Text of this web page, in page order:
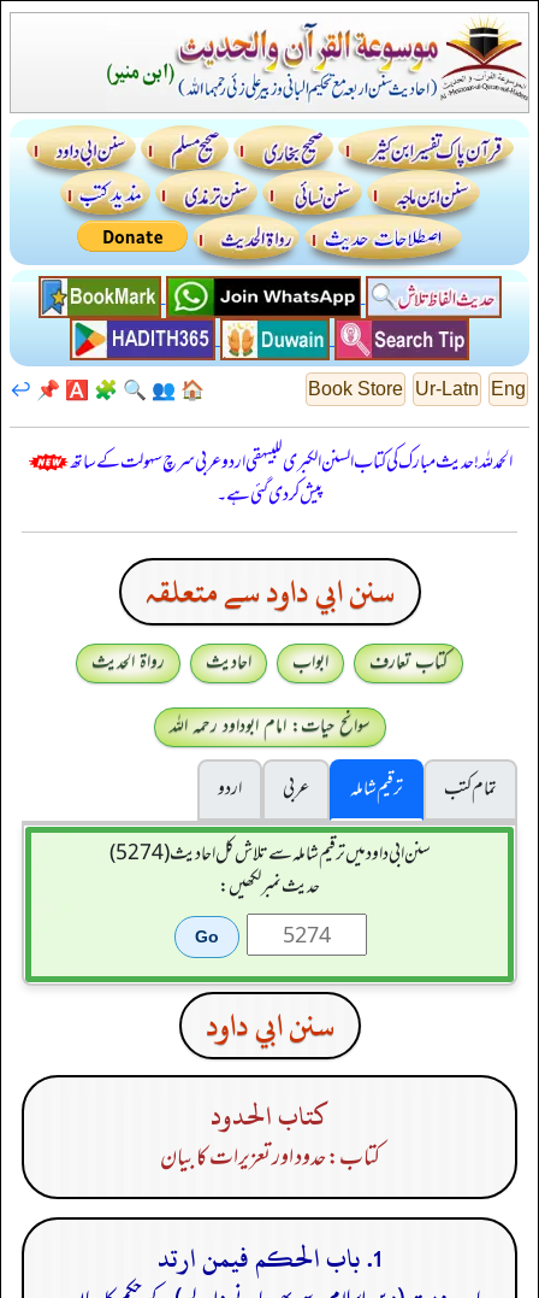
Eng
Ur-Latn
Book Store
🏠
👥
🔍
🧩
🅰️
📌
↩️
الحمدللہ! حدیث مبارک کی کتاب السنن الكبرى للبيهقي اردو عربی سرچ سہولت کے ساتھ
پیش کر دی گئی ہے۔
سنن ابي داود سے متعلقہ
کتاب تعارف ابواب احادیث
رواۃ الحدیث
سوانح حیات: امام ابوداود رحمہ اللہ
تمام کتب
ترقیم شاملہ عربی
اردو
سنن ابي داود میں ترقیم شاملہ سے تلاش کل احادیث (5274)
حدیث نمبر لکھیں:
سنن ابي داود
كتاب الحدود
کتاب: حدود اور تعزیرات کا بیان
1. باب الحكم فيمن ارتد